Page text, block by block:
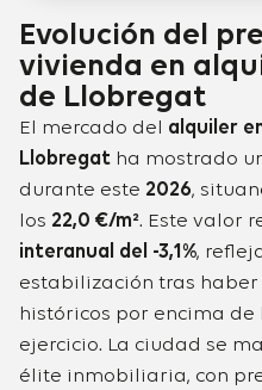
Evolución del
vivienda en
de Llobregat
El mercado del alquiler
Llobregat ha mostrado
durante este 2026,
los 22,0 €/m². Este valor
interanual del -3,1%,
estabilización tras
históricos por encima de
ejercicio. La ciudad se
élite inmobiliaria, con